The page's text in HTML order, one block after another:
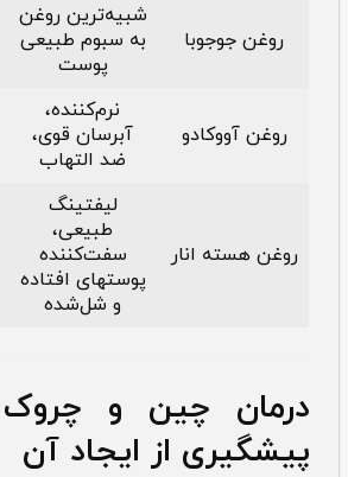
روغن جوجوبا
شبیه‌ترین روغن
به سبوم طبیعی
پوست
روغن آووکادو
نرم‌کننده،
آبرسان قوی،
ضد التهاب
روغن هسته انار
لیفتینگ
طبیعی،
سفت‌کننده
پوست­های افتاده
و شل‌شده
درمان چین و
پیشگیری از ایجاد آن